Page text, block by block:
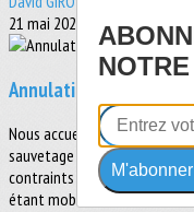
21 mai 2024
Annulation des
Nous accueillerons une
sauvetage Côtier ce mercredi
contraints d'annuler les
étant mobilisés sur cet